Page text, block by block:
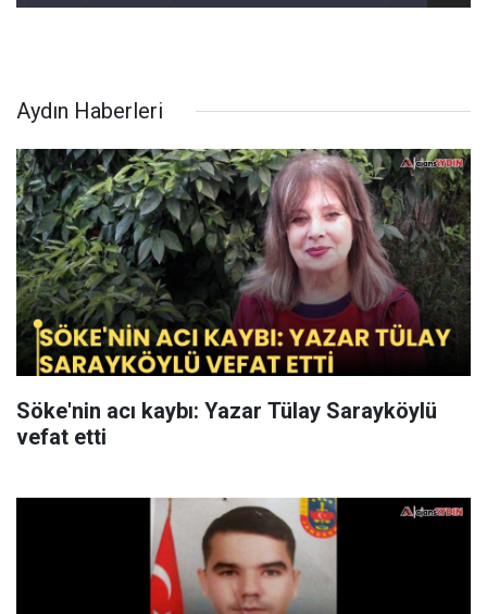
Aydın Haberleri
Söke'nin acı kaybı: Yazar Tülay Sarayköylü
vefat etti